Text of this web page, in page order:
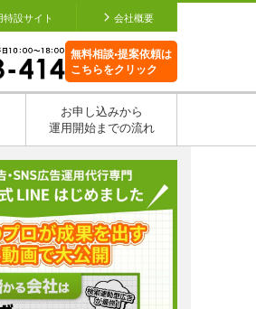
特設サイト 会社概要
無料相談•提案依頼は
こちらをクリック
お申し込みから
運用開始までの流れ